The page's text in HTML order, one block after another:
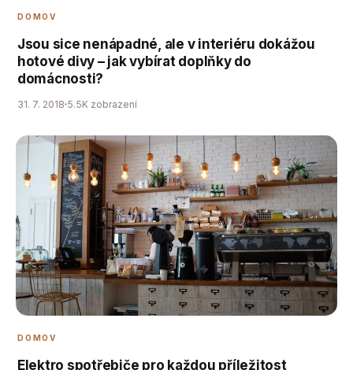
DOMOV
Jsou sice nenápadné, ale v interiéru dokážou
hotové divy – jak vybírat doplňky do
domácnosti?
31. 7. 2018 5.5K zobrazení
DOMOV
Elektro spotřebiče pro každou příležitost